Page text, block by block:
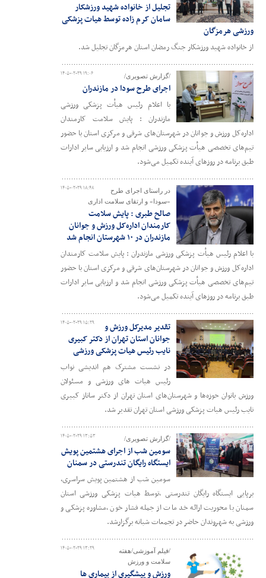
تجلیل از خانواده شهید ورزشکار
سامان کرم زاده توسط هیات پزشکی
ورزشی هرمزگان
از خانواده شهید ورزشکار جنگ رمضان استان هرمزگان تجلیل شد.
۱۴۰۵-۰۲-۲۹ ۱۹:۰۶ /گزارش تصویری/
اجرای طرح سودا در مازندران
با اعلام رئیس هیأت پزشکی ورزشی
مازندران : پایش سلامت کارمندان
اداره‌کل ورزش و جوانان در شهرستان‌های شرقی و مرکزی استان با حضور
تیم‌های تخصصی هیأت پزشکی ورزشی انجام شد و ارزیابی سایر ادارات
طبق برنامه در روزهای آینده تکمیل می‌شود.
۱۴۰۵-۰۲-۲۹ ۱۸:۴۸
در راستای اجرای طرح
«سودا» و ارتقای سلامت اداری
صالح طبری : پایش سلامت
کارمندان اداره‌کل ورزش و جوانان
مازندران در ۱۰ شهرستان انجام شد
با اعلام رئیس هیأت پزشکی ورزشی مازندران : پایش سلامت کارمندان
اداره‌کل ورزش و جوانان در شهرستان‌های شرقی و مرکزی استان با حضور
تیم‌های تخصصی هیأت پزشکی ورزشی انجام شد و ارزیابی سایر ادارات
طبق برنامه در روزهای آینده تکمیل می‌شود.
۱۴۰۵-۰۲-۲۹ ۱۵:۲۹
تقدیر مدیرکل ورزش و
جوانان استان تهران از دکتر کبیری
نایب رئیس هیات پزشکی ورزشی
در نشست مشترک هم اندیشی نواب
رئیس هیات های ورزشی و مسئولان
ورزش بانوان حوزه‌ها و شهرستان‌های استان تهران از دکتر ساناز کبیری
نایب رئیس هیات پزشکی ورزشی استان تهران تقدیر شد.
۱۴۰۵-۰۲-۲۹ ۱۳:۵۳ /گزارش تصویری/
سومین شب از اجرای هشتمین پویش
ایستگاه رایگان تندرستی در سمنان
سومین شب از هشتمین پویش سراسری،
برپایی ایستگاه رایگان تندرستی ،توسط هیات پزشکی ورزشی استان
سمنان با محوریت ارائه خد مات از جمله فشار خون ،مشاوره پزشکی و
ورزشی به شهروندان حاضر در تجمعات شبانه برگزارشد.
۱۴۰۵-۰۲-۲۹ ۱۳:۲۹
/فیلم آموزشی/هفته
سلامت و ورزش
ورزش و پیشگیری از بیماری ها